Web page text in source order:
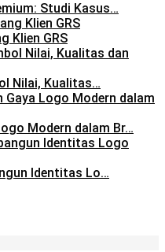
Studi Kasus…
Klien GRS
Nilai, Kualitas…
Modern dalam Br…
Identitas Lo…